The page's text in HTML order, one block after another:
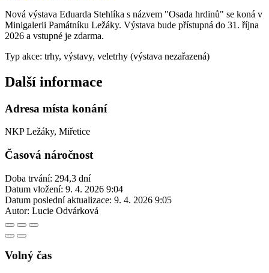
Nová výstava Eduarda Stehlíka s názvem "Osada hrdinů" se koná v
Minigalerii Památníku Ležáky. Výstava bude přístupná do 31. října
2026 a vstupné je zdarma.
Typ akce: trhy, výstavy, veletrhy (výstava nezařazená)
Další informace
Adresa místa konání
NKP Ležáky, Miřetice
Časová náročnost
Doba trvání: 294,3 dní
Datum vložení: 9. 4. 2026 9:04
Datum poslední aktualizace: 9. 4. 2026 9:05
Autor: Lucie Odvárková
Volný čas